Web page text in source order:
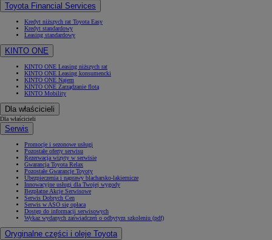
Toyota Financial Services
Kredyt niższych rat Toyota Easy
Kredyt standardowy
Leasing standardowy
KINTO ONE
KINTO ONE Leasing niższych rat
KINTO ONE Leasing konsumencki
KINTO ONE Najem
KINTO ONE Zarządzanie flotą
KINTO Mobility
Dla właścicieli
Dla właścicieli
Serwis
Promocje i sezonowe usługi
Pozostałe oferty serwisu
Rezerwacja wizyty w serwisie
Gwarancja Toyota Relax
Pozostałe Gwarancje Toyoty
Ubezpieczenia i naprawy blacharsko-lakiernicze
Innowacyjne usługi dla Twojej wygody
Bezpłatne Akcje Serwisowe
Serwis Dobrych Cen
Serwis w ASO się opłaca
Dostęp do informacji serwisowych
Wykaz wydanych zaświadczeń o odbytym szkoleniu (pdf)
Oryginalne części i oleje Toyota